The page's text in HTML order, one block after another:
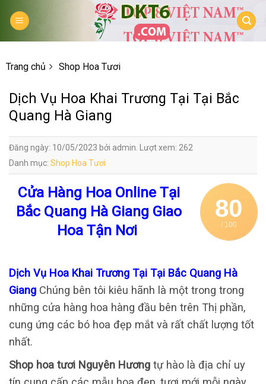
Trang chủ Shop Hoa Tươi
Dịch Vụ Hoa Khai Trương Tại Tại Bắc
Quang Hà Giang
Đăng ngày: 10/05/2023 bởi admin. Lượt xem: 262
Danh mục: Shop Hoa Tươi
80
/ 100
Cửa Hàng Hoa Online Tại
Bắc Quang Hà Giang Giao
Hoa Tận Nơi
Dịch Vụ Hoa Khai Trương Tại Tại Bắc Quang Hà
Giang Chúng bên tôi kiêu hãnh là một trong trong
những cửa hàng hoa hàng đầu bên trên Thị phần,
cung ứng các bó hoa đẹp mắt và rất chất lượng tốt
nhất.
Shop hoa tươi Nguyên Hương tự hào là địa chỉ uy